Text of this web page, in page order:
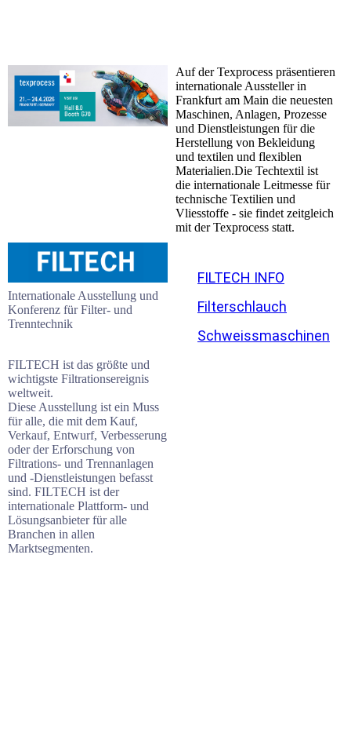
Auf der Texprocess präsentieren
internationale Aussteller in
Frankfurt am Main die neuesten
Maschinen, Anlagen, Prozesse
und Dienstleistungen für die
Herstellung von Bekleidung
und textilen und flexiblen
Materialien.Die Techtextil ist
die internationale Leitmesse für
technische Textilien und
Vliesstoffe - sie findet zeitgleich
mit der Texprocess statt.
Internationale Ausstellung und
Konferenz für Filter- und
Trenntechnik
FILTECH ist das größte und
wichtigste Filtrationsereignis
weltweit.
Diese Ausstellung ist ein Muss
für alle, die mit dem Kauf,
Verkauf, Entwurf, Verbesserung
oder der Erforschung von
Filtrations- und Trennanlagen
und -Dienstleistungen befasst
sind. FILTECH ist der
internationale Plattform- und
Lösungsanbieter für alle
Branchen in allen
Marktsegmenten.
FILTECH INFO
Filterschlauch
Schweissmaschinen